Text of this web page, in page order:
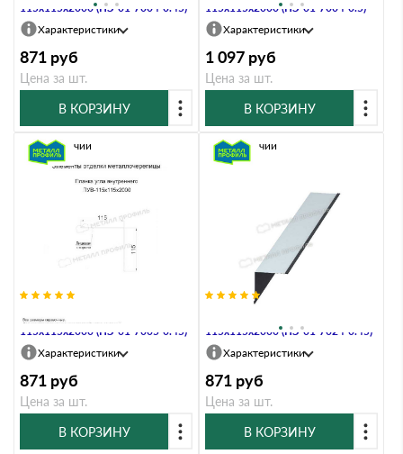
115х115х2000 (ПЭ-01-7004-0.45)
Характеристики
871 руб
Цена за шт.
В КОРЗИНУ
115х115х2000 (ПЭ-01-7004-0.5)
Характеристики
1 097 руб
Цена за шт.
В КОРЗИНУ
Планка угла внутреннего
115х115х2000 (ПЭ-01-7005-0.45)
В наличии
Характеристики
871 руб
Цена за шт.
В КОРЗИНУ
115х115х2000 (ПЭ-01-7024-0.45)
В наличии
Характеристики
871 руб
Цена за шт.
В КОРЗИНУ